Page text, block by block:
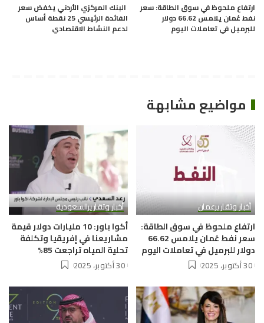
ارتفاع ملحوظ في سوق الطاقة: سعر
نفط عُمان يلامس 66.62 دولار
للبرميل في تعاملات اليوم
البنك المركزي الأردني يخفض سعر
الفائدة الرئيسي 25 نقطة أساس
لدعم النشاط الاقتصادي
مواضيع مشابهة
أخبار وتقاريرعمان
ارتفاع ملحوظ في سوق الطاقة:
سعر نفط عُمان يلامس 66.62
دولار للبرميل في تعاملات اليوم
30 أكتوبر، 2025
أخبار وتقاريرالسعودية
أكوا باور: 10 مليارات دولار قيمة
مشاريعنا في إفريقيا وتكلفة
تحلية المياه تراجعت 85%
30 أكتوبر، 2025